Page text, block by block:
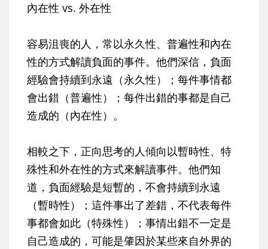
內在性 vs. 外在性
容易沮喪的人，常以永久性、普遍性和內在
性的方式解讀負面的事件。他們深信，負面
經驗會持續到永遠（永久性）；每件事情都
會出錯（普遍性）；每件出錯的事都是自己
造成的（內在性）。
相較之下，正向思考的人傾向以暫時性、特
殊性和外在性的方式來解讀事件。他們知
道，負面經驗是短暫的，不會持續到永遠
（暫時性）；這件事出了差錯，不代表每件
事都會如此（特殊性）；事情出錯不一定是
自己造成的，可能是肇因於某些來自外界的